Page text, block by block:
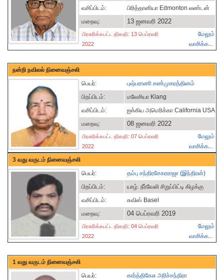
வசிப்பிடம்:
பிரித்தானியா Edmonton லண்டன்
மறைவு:
13 ஜனவரி 2022
பிரசுரிக்கபட்ட திகதி: 13 பெப்ரவரி
2022
மேலும்
வாசிக்க...
நன்றி நவிலல் நினைவஞ்சலி
பெயர்:
புஷ்பராணி சண்முகரத்தினம்
பிறப்பிடம்:
மலேசியா Klang
வசிப்பிடம்:
ஐக்கிய அமெரிக்கா California USA
மறைவு:
08 ஜனவரி 2022
பிரசுரிக்கபட்ட திகதி: 07 பெப்ரவரி
2022
மேலும்
வாசிக்க...
3 வது வருடம் நினைவஞ்சலி
பெயர்:
தம்பு சந்திரசேகரராஜா (இந்திரன்)
பிறப்பிடம்:
யாழ். நீர்வேலி சிறுப்பிட்டி கிழக்கு
வசிப்பிடம்:
சுவிஸ் Basel
மறைவு:
04 பெப்ரவரி 2019
பிரசுரிக்கபட்ட திகதி: 04 பெப்ரவரி
2022
மேலும்
வாசிக்க...
1 வது வருடம் நினைவஞ்சலி
பெயர்:
கார்த்திகேசு அரிச்சந்திரா